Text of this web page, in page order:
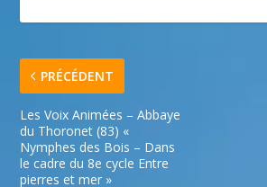
PRÉCÉDENT
Les Voix Animées – Abbaye
du Thoronet (83) «
Nymphes des Bois – Dans
le cadre du 8e cycle Entre
pierres et mer »